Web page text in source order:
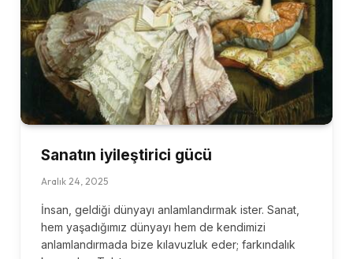
Sanatın iyileştirici gücü
Aralık 24, 2025
İnsan, geldiği dünyayı anlamlandırmak ister. Sanat,
hem yaşadığımız dünyayı hem de kendimizi
anlamlandırmada bize kılavuzluk eder; farkındalık